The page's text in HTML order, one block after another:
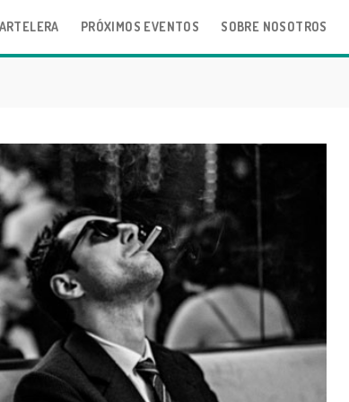
PRÓXIMOS EVENTOS SOBRE NOSOTROS